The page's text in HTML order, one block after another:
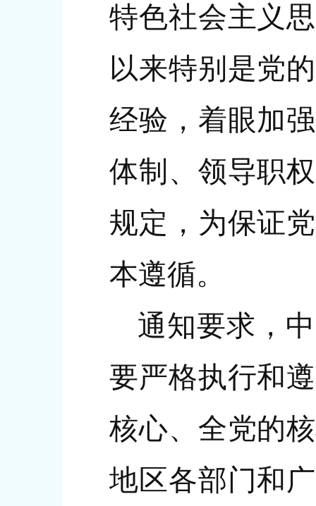
特色社会主义
以来特别是党
经验，着眼加
体制、领导职
规定，为保证
本遵循。
通知要求，
要严格执行和
核心、全党的
地区各部门和